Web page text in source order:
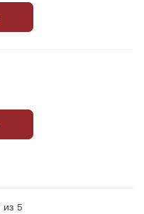
из 5